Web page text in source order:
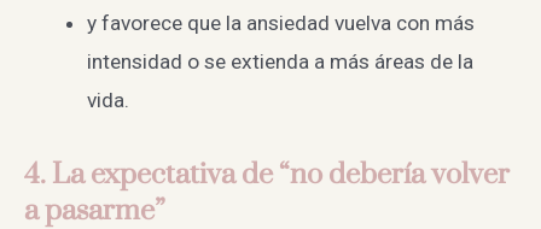
y favorece que la ansiedad vuelva con más
intensidad o se extienda a más áreas de la
vida.
4. La expectativa de “no debería volver
a pasarme”